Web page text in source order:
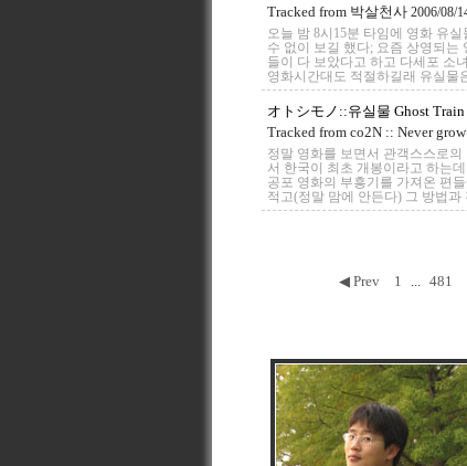
Tracked from 박살천사 2006/08/
오늘 밤 8시15분 타임에 영화 유
수 없이 보길 했다; 요즘 상영되는
들이 다 보았다고 하고 다세포 소
영화시간대도 적절하길래 유실물
オトシモノ::유실물 Ghost
Tracked from co2N :: Never
정말 영화를 보면서 관객스스로
서 한국이 최초 개봉이라고 하는
공포 영화의 부흥기를 가져온 편
적고(정말 맘에 안든다) 그 방법과
◀ Prev 1 ... 481